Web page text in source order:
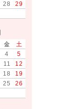
28
29
金
土
4
5
11
12
18
19
25
26